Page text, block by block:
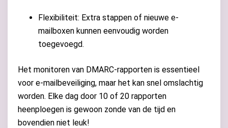
Flexibiliteit: Extra stappen of nieuwe e-
mailboxen kunnen eenvoudig worden
toegevoegd.
Het monitoren van DMARC-rapporten is essentieel
voor e-mailbeveiliging, maar het kan snel omslachtig
worden. Elke dag door 10 of 20 rapporten
heenploegen is gewoon zonde van de tijd en
bovendien niet leuk!